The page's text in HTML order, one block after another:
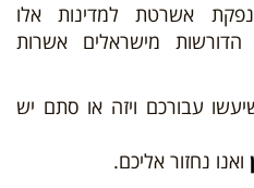
אשרטת למדינות אלו
הדורשות מישראלים אשרות
עבורכם ויזה או סתם יש
ואנו נחזור אליכם.